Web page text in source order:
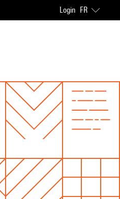
Login FR